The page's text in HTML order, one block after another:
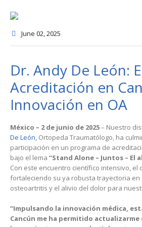
June 02, 2025
Dr. Andy De León:
Acreditación en
Innovación en OA
México – 2 de junio de 2025– Nuestro
De León, Ortopeda Traumatólogo, ha
participación en un programa de
bajo el lema “Stand Alone – Juntos – El
Con este encuentro científico intensivo, el
fortaleciendo su ya robusta trayectoria en
osteoartritis y el alivio del dolor para
“Impulsando la innovación médica,
Cancún me ha permitido actualizarme